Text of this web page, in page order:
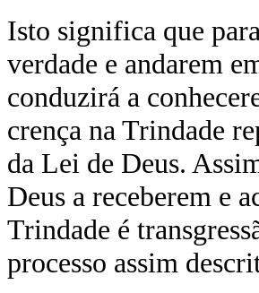
Isto significa que
verdade e andarem
conduzirá a
crença na Trindade
da Lei de Deus.
Deus a receberem e
Trindade é
processo assim